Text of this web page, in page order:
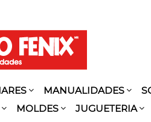
MANUALIDADES
MOLDES JUGUETERIA